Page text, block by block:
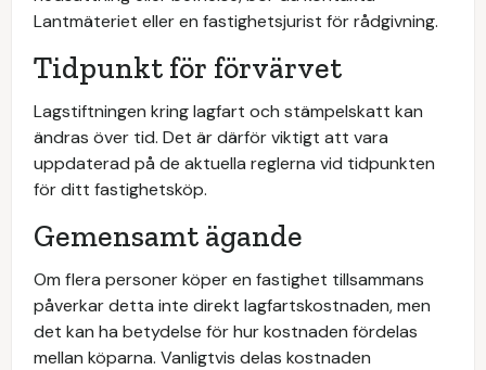
Lantmäteriet eller en fastighetsjurist för rådgivning.
Tidpunkt för förvärvet
Lagstiftningen kring lagfart och stämpelskatt kan
ändras över tid. Det är därför viktigt att vara
uppdaterad på de aktuella reglerna vid tidpunkten
för ditt fastighetsköp.
Gemensamt ägande
Om flera personer köper en fastighet tillsammans
påverkar detta inte direkt lagfartskostnaden, men
det kan ha betydelse för hur kostnaden fördelas
mellan köparna. Vanligtvis delas kostnaden